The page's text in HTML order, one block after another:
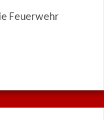
Feuerwehr